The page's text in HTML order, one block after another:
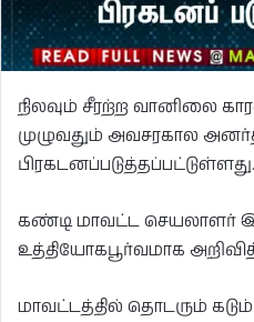
நிலவும் சீரற்ற வானிலை
முழுவதும் அவசரகால
பிரகடனப்படுத்தப்பட்டுள்ளது.
கண்டி மாவட்ட
உத்தியோகபூர்வமாக
மாவட்டத்தில் தொடரும்